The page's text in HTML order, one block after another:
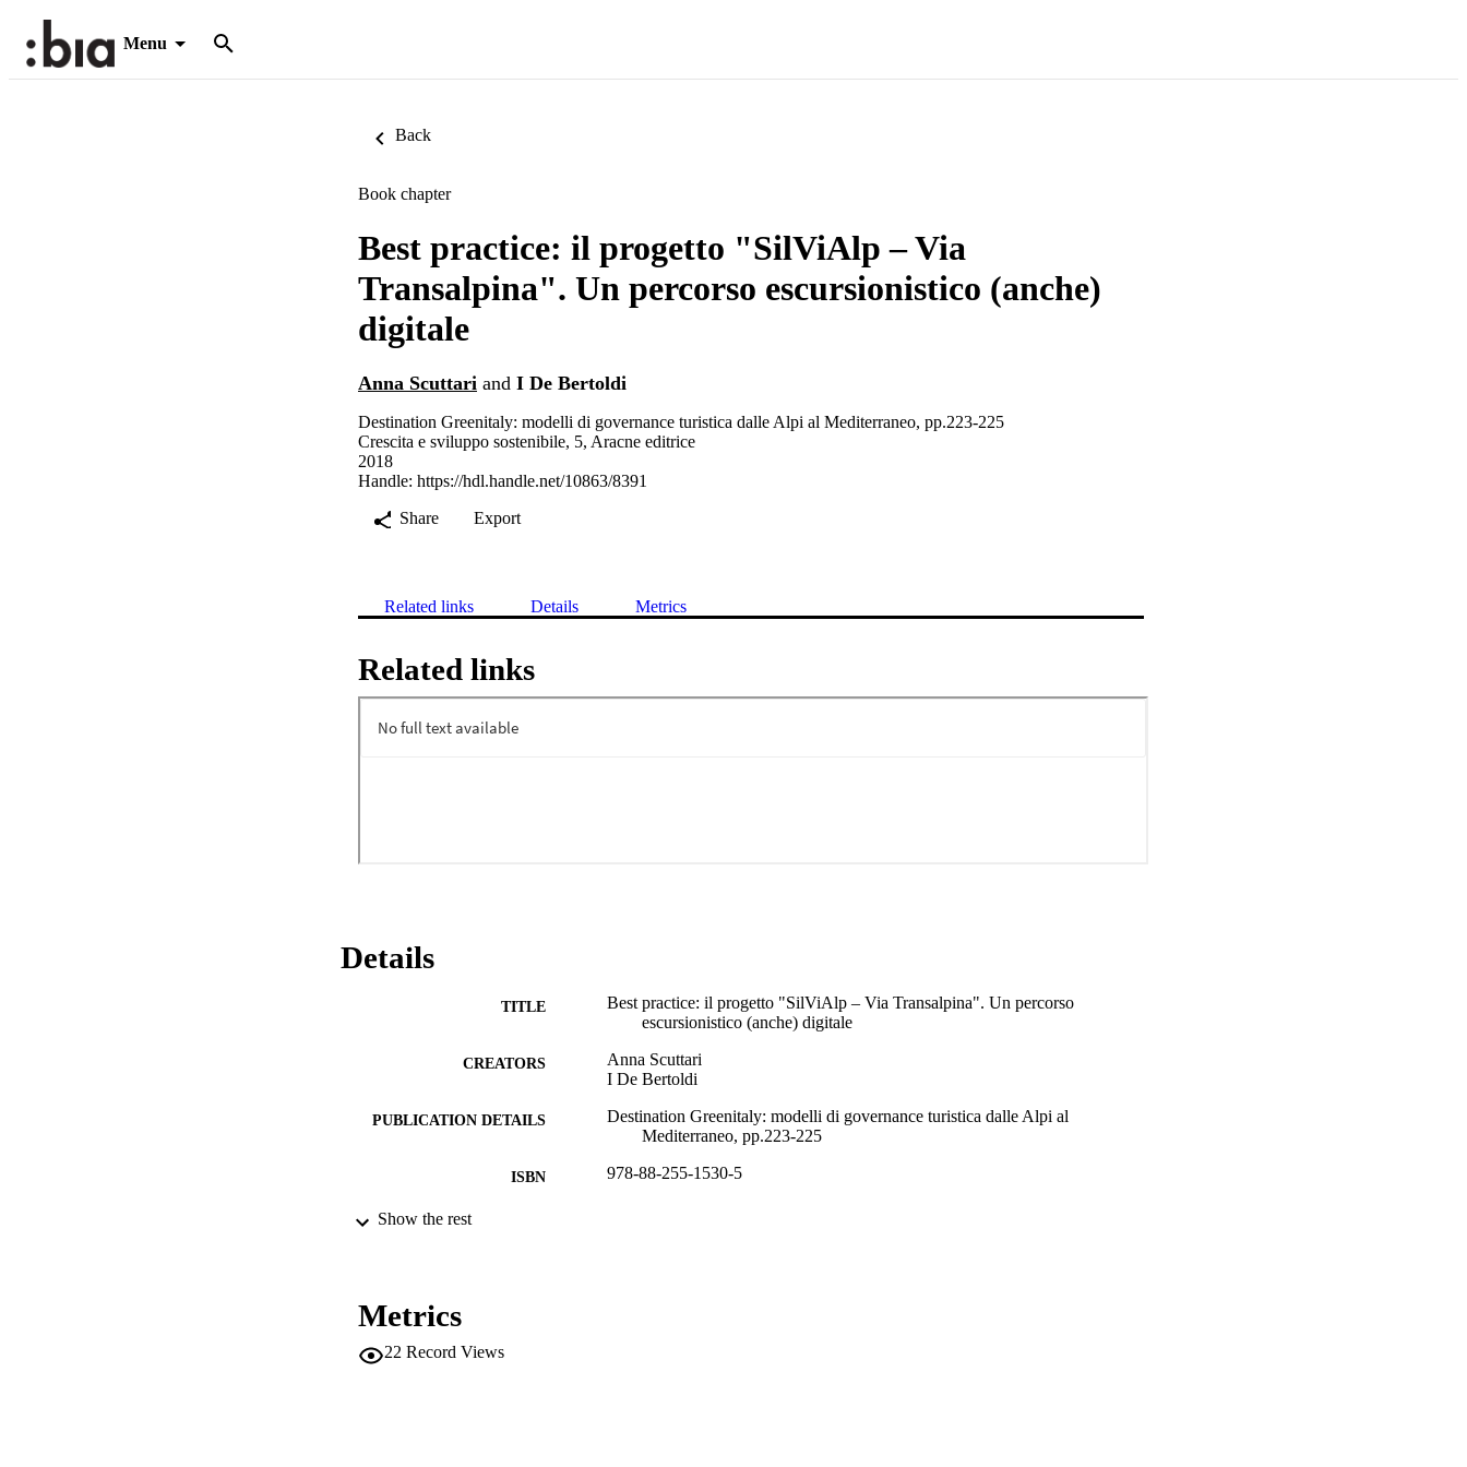
Menu
Back
Book chapter
Best practice: il progetto "SilViAlp – Via
Transalpina". Un percorso escursionistico (anche)
digitale
Anna Scuttari and I De Bertoldi
Destination Greenitaly: modelli di governance turistica dalle Alpi al Mediterraneo, pp.223-225
Crescita e sviluppo sostenibile, 5, Aracne editrice
2018
Handle: https://hdl.handle.net/10863/8391
Share
Export
Related links Details Metrics
Related links
Details
TITLE
Best practice: il progetto "SilViAlp – Via Transalpina". Un percorso
escursionistico (anche) digitale
CREATORS
Anna Scuttari
I De Bertoldi
PUBLICATION DETAILS
Destination Greenitaly: modelli di governance turistica dalle Alpi al
Mediterraneo, pp.223-225
ISBN 978-88-255-1530-5
SERIES / VOLUME
Show the rest
Metrics
22 Record Views